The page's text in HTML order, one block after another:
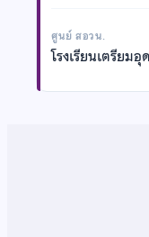
ศูนย์ สอวน.
โรงเรียนเตรียม